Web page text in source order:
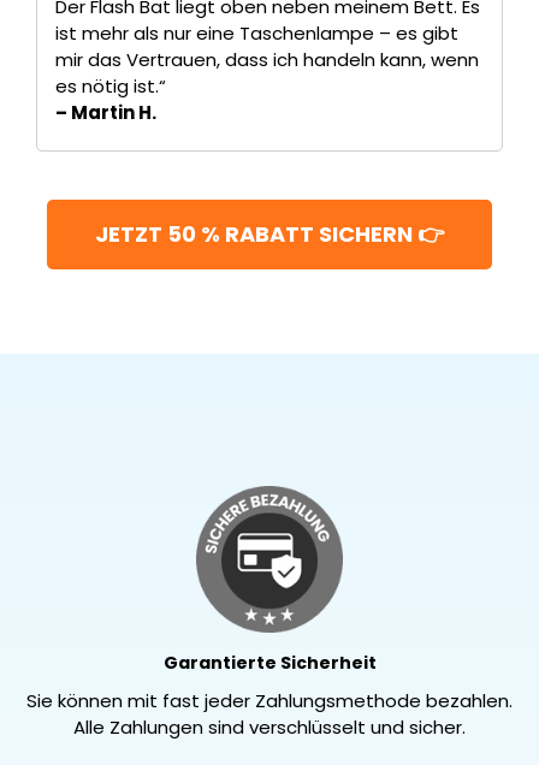
Der Flash Bat liegt oben neben meinem Bett. Es
ist mehr als nur eine Taschenlampe – es gibt
mir das Vertrauen, dass ich handeln kann, wenn
es nötig ist.“
– Martin H.
JETZT 50 % RABATT SICHERN 👉
Garantierte Sicherheit
Sie können mit fast jeder Zahlungsmethode bezahlen.
Alle Zahlungen sind verschlüsselt und sicher.